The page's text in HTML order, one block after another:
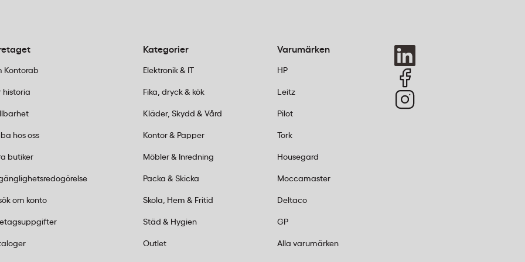
med både naturliga material och färgglada
baserat på antal bord eller ljusplatser
eller i någon av våra fysiska butiker
Kontorab
historia
hos oss
butiker
om konto
Kategorier
Elektronik & IT
Fika, dryck & kök
Kläder, Skydd & Vård
Kontor & Papper
Möbler & Inredning
Packa & Skicka
Skola, Hem & Fritid
Städ & Hygien
Outlet
Varumärken
HP
Leitz
Pilot
Tork
Housegard
Moccamaster
Deltaco
GP
Alla varumärken